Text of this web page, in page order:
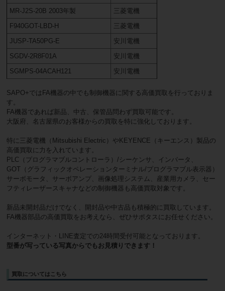
MR-J2S-20B 2003年製
三菱電機
F940GOT-LBD-H
三菱電機
JUSP-TA50PG-E
安川電機
SGDV-2R8F01A
安川電機
SGMPS-04ACAH121
安川電機
SAPO+ではFA機器の中でも制御機器に関する高価買取を行っておりま
す。
FA機器であれば新品、中古、保管品問わず買取可能です。
大阪府、名古屋県のお客様からの買取を特に強化しております。
特に三菱電機（Mitsubishi Electric）やKEYENCE（キーエンス）製品の
高価買取に力を入れています。
PLC（プログラマブルコントローラ）/シーケンサ、インバータ、
GOT（グラフィックオペレーションターミナル/プログラマブル表示器）
サーボモータ、サーボアンプ、画像処理システム、産業用カメラ、セー
フティレーザースキャナなどの制御機器も高価買取対象です。
新品未開封品だけでなく、開封品や中古品も積極的に買取しています。
FA機器部品の高価買取をお考えなら、ぜひサポタスにお任せください。
インターネット・LINE査定での24時間受付可能となっております。
型番が写っている写真からでもお見積りできます！
買取についてはこちら